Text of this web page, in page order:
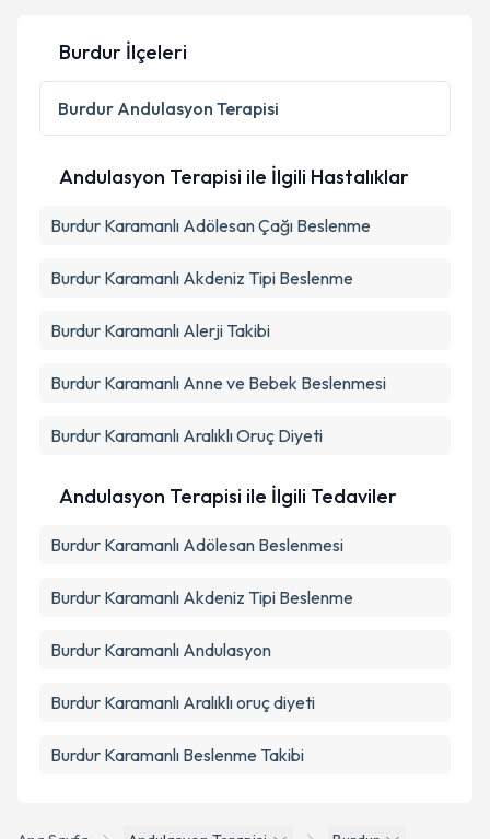
Kişisel verilerimin işlenmesine ilişkinAydınlatma
Metni
'ni okudum ve kişisel verilerimin belirtilen
kapsamda işlenmesini kabul ediyorum.
Takvim Talebini Gönder
Burdur İlçeleri
Burdur Andulasyon Terapisi
Andulasyon Terapisi ile İlgili Hastalıklar
Burdur Karamanlı Adölesan Çağı Beslenme
Burdur Karamanlı Akdeniz Tipi Beslenme
Burdur Karamanlı Alerji Takibi
Burdur Karamanlı Anne ve Bebek Beslenmesi
Burdur Karamanlı Aralıklı Oruç Diyeti
Andulasyon Terapisi ile İlgili Tedaviler
Burdur Karamanlı Adölesan Beslenmesi
Burdur Karamanlı Akdeniz Tipi Beslenme
Burdur Karamanlı Andulasyon
Burdur Karamanlı Aralıklı oruç diyeti
Burdur Karamanlı Beslenme Takibi